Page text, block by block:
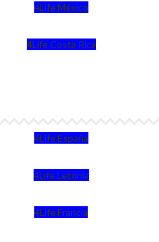
4Life México
4Life Costa Rica
4Life España
4Life Letonia
4Life Francia